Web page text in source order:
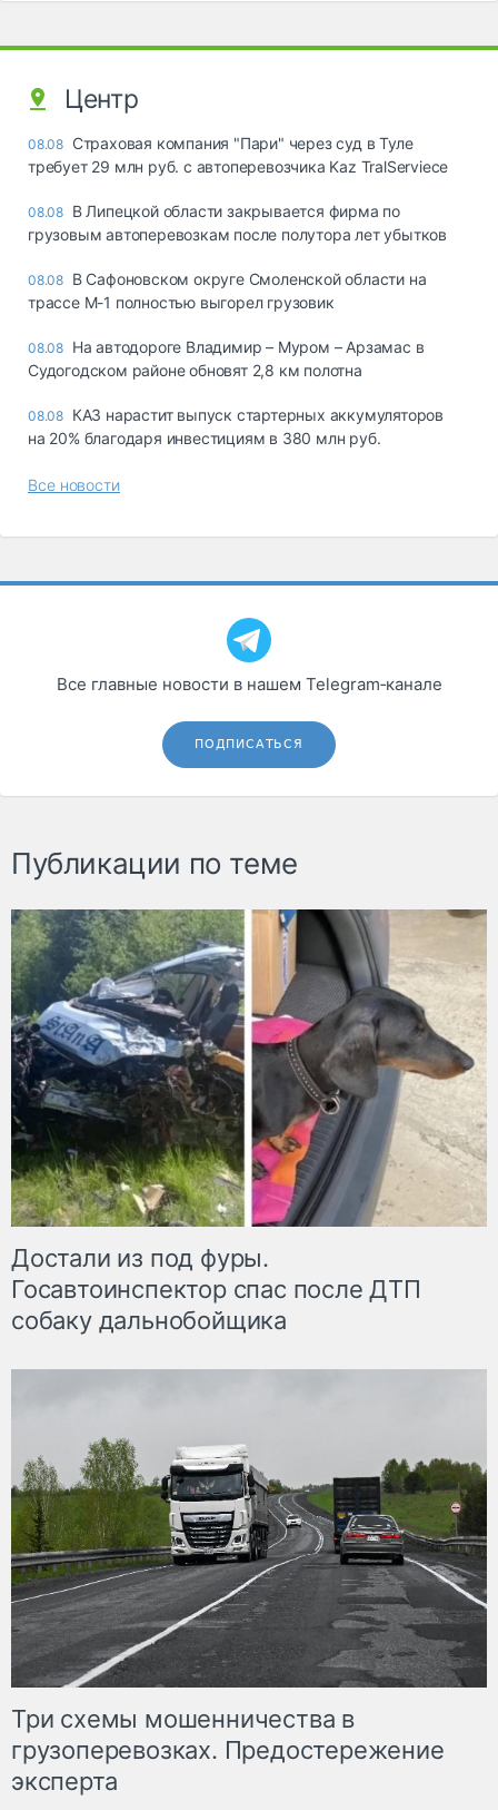
Центр
08.08 Страховая компания "Пари" через суд в Туле
требует 29 млн руб. с автоперевозчика Kaz TralServiece
08.08 В Липецкой области закрывается фирма по
грузовым автоперевозкам после полутора лет убытков
08.08 В Сафоновском округе Смоленской области на
трассе М-1 полностью выгорел грузовик
08.08 На автодороге Владимир – Муром – Арзамас в
Судогодском районе обновят 2,8 км полотна
08.08 КАЗ нарастит выпуск стартерных аккумуляторов
на 20% благодаря инвестициям в 380 млн руб.
Все новости
Все главные новости в нашем Telegram‑канале
ПОДПИСАТЬСЯ
Публикации по теме
Достали из под фуры.
Госавтоинспектор спас после ДТП
собаку дальнобойщика
Три схемы мошенничества в
грузоперевозках. Предостережение
эксперта